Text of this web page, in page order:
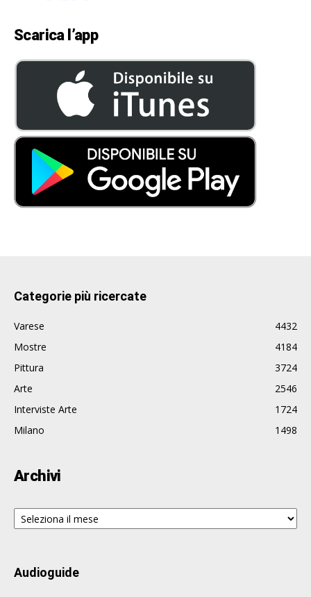
Scarica l’app
Categorie più ricercate
Varese
4432
Mostre
4184
Pittura
3724
Arte
2546
Interviste Arte
1724
Milano
1498
Archivi
Archivi
Audioguide